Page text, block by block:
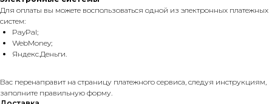
Для оплаты вы можете воспользоваться одной из электронных платежных
систем:
PayPal;
WebMoney;
Яндекс.Деньги.
Вас перенаправит на страницу платежного сервиса, следуя инструкциям,
заполните правильную форму.